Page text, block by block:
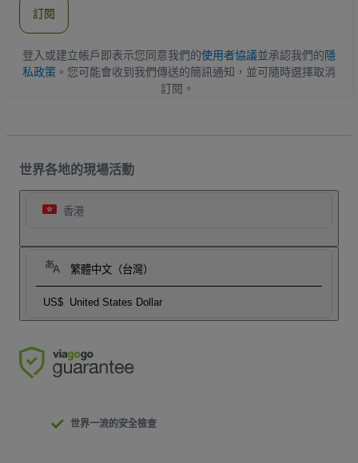
地
訂閱
登入或建立帳戶即表示您同意我們的使用者協議並承認我們的隱
私政策 。您可能會收到我們傳送的簡訊通知，並可隨時選擇取消
訂閱。
世界各地的現場活動
香港
繁體中文（台灣）
US$ United States Dollar
世界一流的安全檢查